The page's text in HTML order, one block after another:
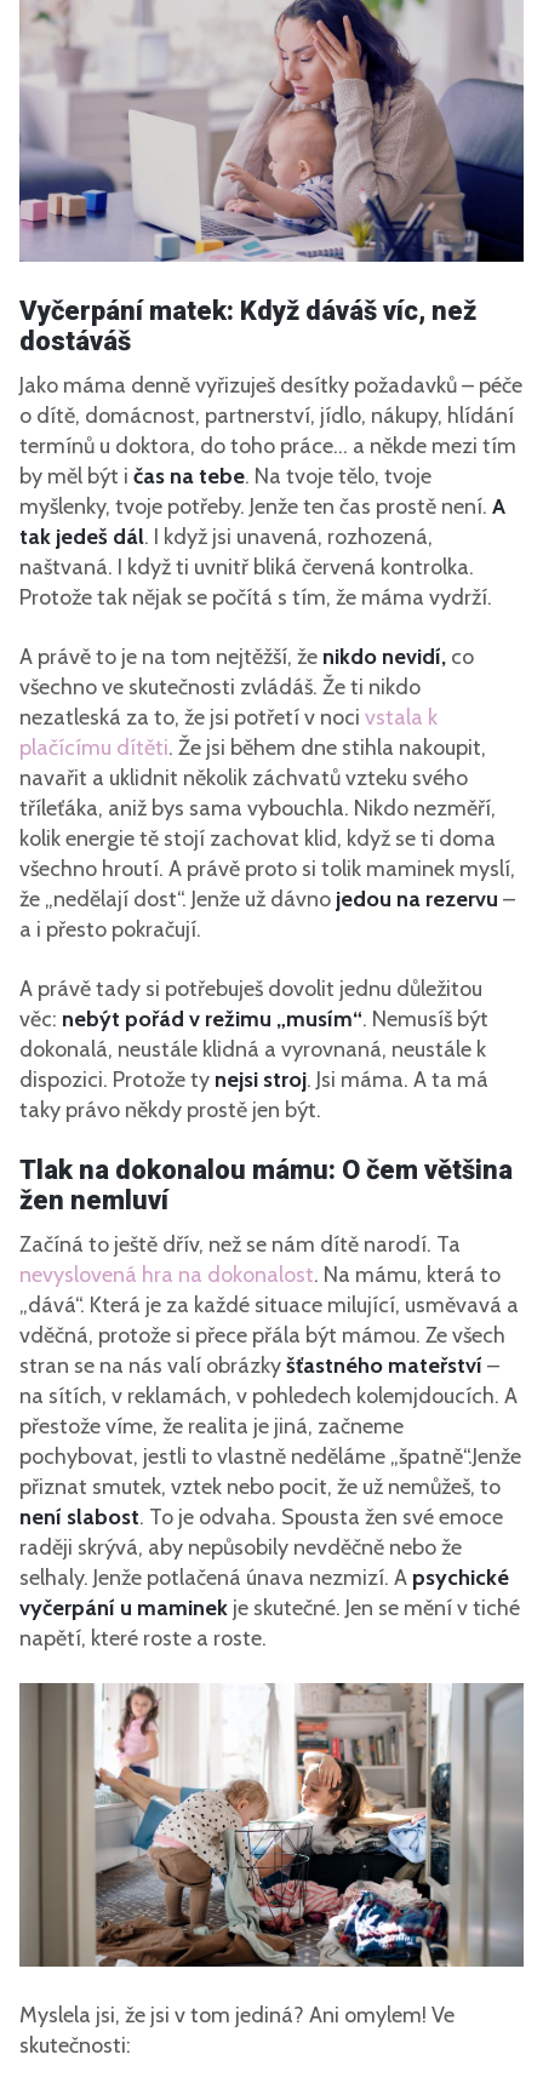
Vyčerpání matek: Když dáváš víc, než
dostáváš
Jako máma denně vyřizuješ desítky požadavků – péče
o dítě, domácnost, partnerství, jídlo, nákupy, hlídání
termínů u doktora, do toho práce… a někde mezi tím
by měl být i čas na tebe. Na tvoje tělo, tvoje
myšlenky, tvoje potřeby. Jenže ten čas prostě není. A
tak jedeš dál. I když jsi unavená, rozhozená,
naštvaná. I když ti uvnitř bliká červená kontrolka.
Protože tak nějak se počítá s tím, že máma vydrží.
A právě to je na tom nejtěžší, že nikdo nevidí, co
všechno ve skutečnosti zvládáš. Že ti nikdo
nezatleská za to, že jsi potřetí v noci vstala k
plačícímu dítěti. Že jsi během dne stihla nakoupit,
navařit a uklidnit několik záchvatů vzteku svého
tříleťáka, aniž bys sama vybouchla. Nikdo nezměří,
kolik energie tě stojí zachovat klid, když se ti doma
všechno hroutí. A právě proto si tolik maminek myslí,
že „nedělají dost“. Jenže už dávno jedou na rezervu –
a i přesto pokračují.
A právě tady si potřebuješ dovolit jednu důležitou
věc: nebýt pořád v režimu „musím“. Nemusíš být
dokonalá, neustále klidná a vyrovnaná, neustále k
dispozici. Protože ty nejsi stroj. Jsi máma. A ta má
taky právo někdy prostě jen být.
Tlak na dokonalou mámu: O čem většina
žen nemluví
Začíná to ještě dřív, než se nám dítě narodí. Ta
nevyslovená hra na dokonalost. Na mámu, která to
„dává“. Která je za každé situace milující, usměvavá a
vděčná, protože si přece přála být mámou. Ze všech
stran se na nás valí obrázkyšťastného mateřství –
na sítích, v reklamách, v pohledech kolemjdoucích. A
přestože víme, že realita je jiná, začneme
pochybovat, jestli to vlastně neděláme „špatně“.Jenže
přiznat smutek, vztek nebo pocit, že už nemůžeš, to
není slabost. To je odvaha. Spousta žen své emoce
raději skrývá, aby nepůsobily nevděčně nebo že
selhaly. Jenže potlačená únava nezmizí. A psychické
vyčerpání u maminek je skutečné. Jen se mění v tiché
napětí, které roste a roste.
Myslela jsi, že jsi v tom jediná? Ani omylem! Ve
skutečnosti: